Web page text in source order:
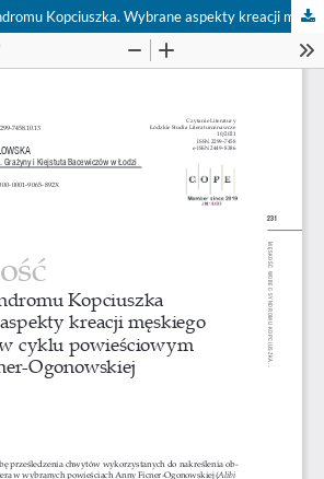
Męskość wobec syndromu Kopciuszka. Wybrane aspekty kreacji męskiego bohatera w cyklu powieściowym Anny Ficner-Ogonowskiej